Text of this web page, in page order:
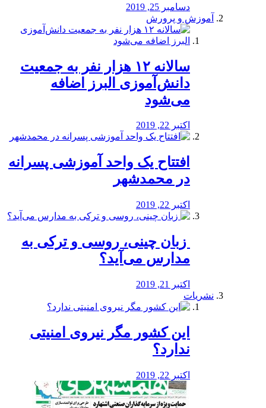
دسامبر 25, 2019
آموزش و پرورش
️سالانه ۱۲ هزار نفر به جمعیت
دانش‌آموزی البرز اضافه
می‌شود
اکتبر 22, 2019
افتتاح یک واحد آموزشی پسرانه
در محمدشهر
اکتبر 22, 2019
️ زبان چینی، روسی و ترکی به
مدارس می‌آید؟
اکتبر 21, 2019
نشریات
این کشور مگر نیروی امنیتی
ندارد؟
اکتبر 22, 2019